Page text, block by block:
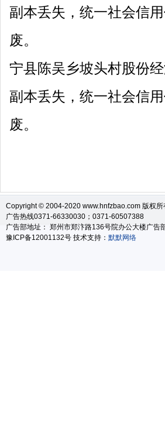
副本丢失，统一社会信
废
宁县陈吴乡坡头村股份
副本丢失，统一社会信
废。
Copyright © 2004-2020 www.hnfzbao.com 版权所
广告热线0371-66330030；0371-60507388
广告部地址： 郑州市郑汴路136号院办公大楼广告
豫ICP备12001132号 技术支持： 默默网络